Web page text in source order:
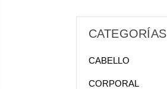
CATEGORÍAS
CABELLO
CORPORAL